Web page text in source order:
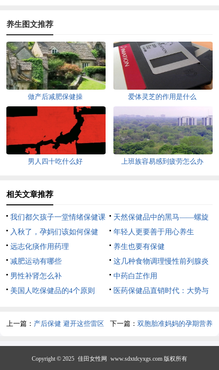
养生图文推荐
做产后减肥保健操 爱体灵芝的作用是什么
男人四十吃什么好 上班族容易感到疲劳怎么办
相关文章推荐
我们都欠孩子一堂情绪保健课
天然保健品中的黑马——螺旋
藻
入秋了，孕妈们该如何保健
呢？
年轻人更要善于用心养生
远志化痰作用药理
养生也要有保健
减肥运动有哪些
这几种食物调理慢性前列腺炎
疾病
男性补肾怎么补
中药白芷作用
美国人吃保健品的4个原则
医药保健品直销时代：大势与
上一篇： 产后保健 避开这些雷区 下一篇： 双胞胎准妈妈的孕期营养
Copyright © 2025 佳田女性网 www.sdxtdcyxgs.com 版权所有